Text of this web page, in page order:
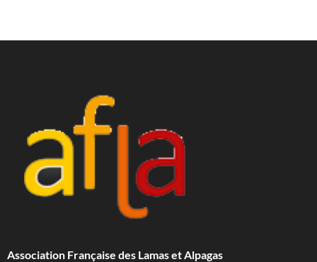
Association Française des Lamas et Alpagas